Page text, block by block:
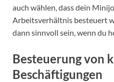
auch wählen, dass dein
Arbeitsverhältnis besteuert
dann sinnvoll sein, wenn du
Besteuerung von
Beschäftigungen